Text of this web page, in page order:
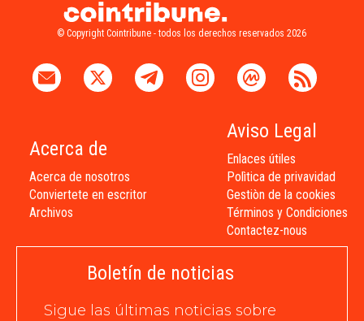
© Copyright Cointribune - todos los derechos reservados 2026
Acerca de
Acerca de nosotros
Conviertete en escritor
Archivos
Aviso Legal
Enlaces útiles
Polìtica de privavidad
Gestiòn de la cookies
Términos y Condiciones
Contactez-nous
Boletín de noticias
Sigue las últimas noticias sobre